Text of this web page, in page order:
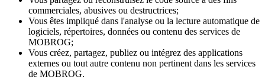
commerciales, abusives ou destructrices;
Vous êtes impliqué dans l'analyse ou la lecture automatique de
logiciels, répertoires, données ou contenu des services de
MOBROG;
Vous créez, partagez, publiez ou intégrez des applications
externes ou tout autre contenu non pertinent dans les services
de MOBROG.